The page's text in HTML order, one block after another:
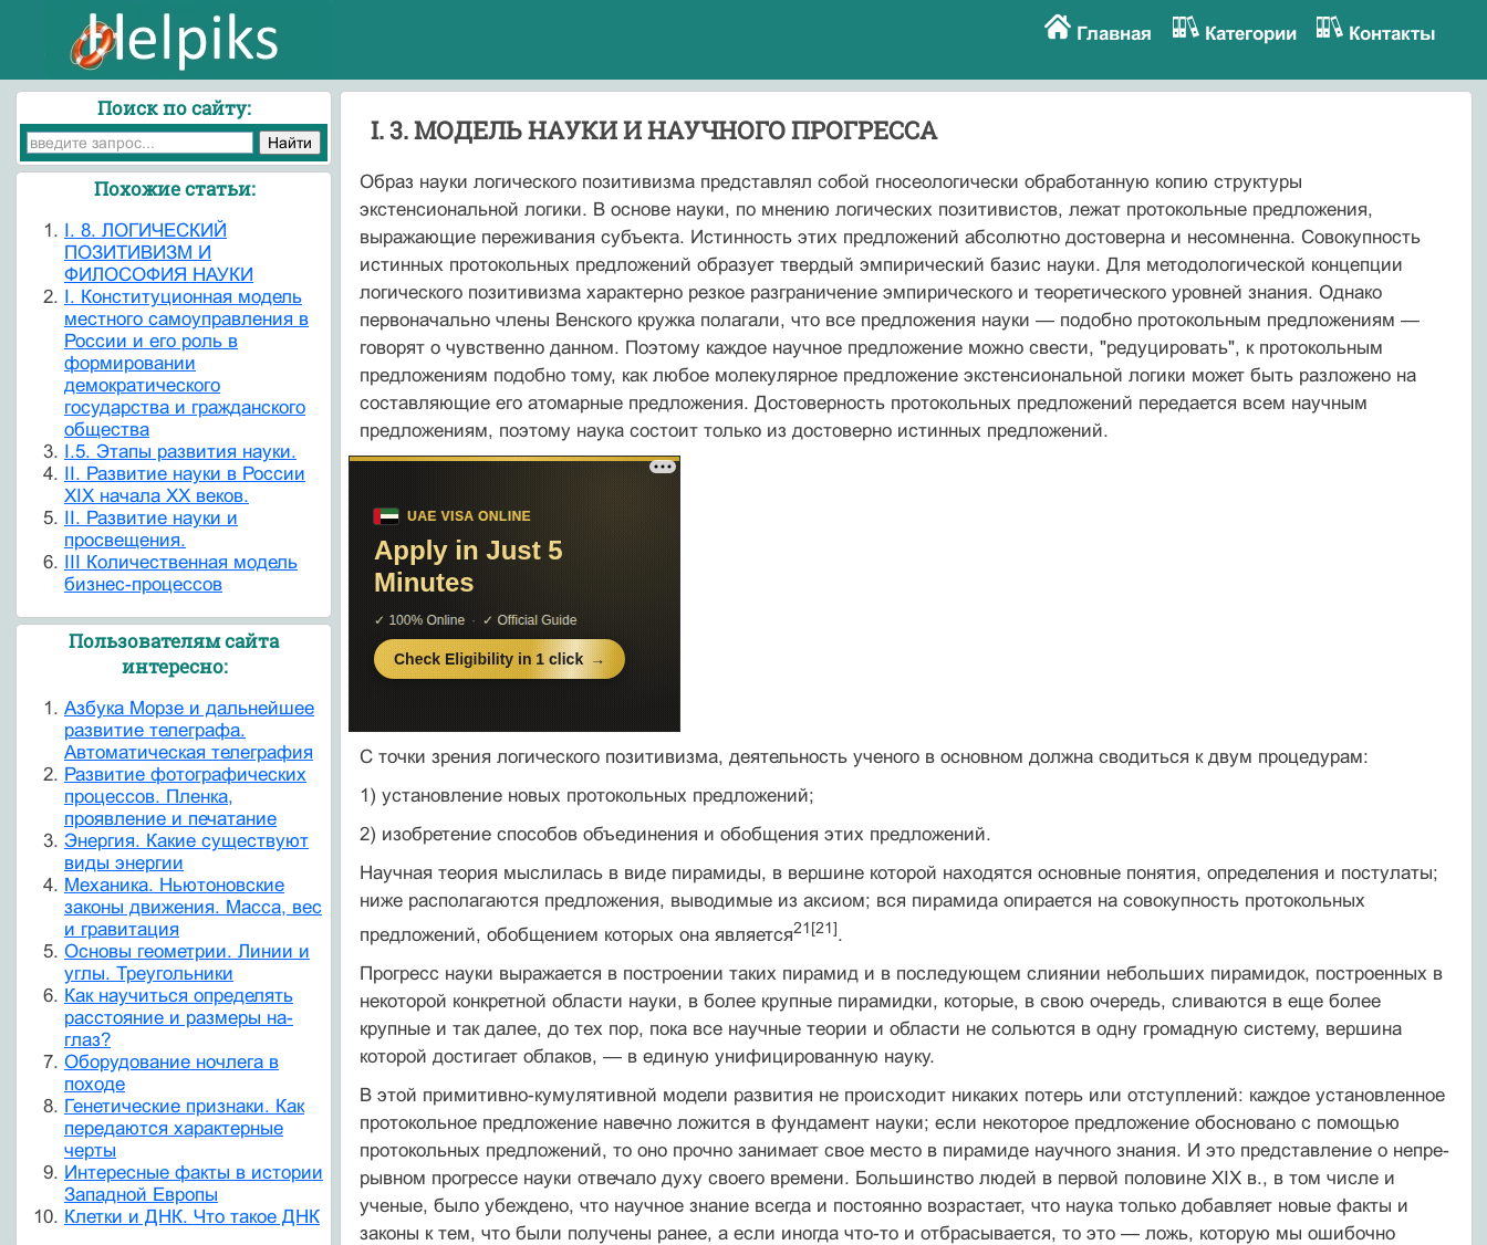
Главная Категории Контакты
I. 3. МОДЕЛЬ НАУКИ И НАУЧНОГО ПРОГРЕССА
Образ науки логического позитивизма представлял собой гносеоло­гически обработанную копию структуры
экстенсиональной логики. В основе науки, по мнению логических позитивистов, лежат протокольные пред­ложения,
выражающие переживания субъекта. Истинность этих предложе­ний абсолютно достоверна и несомненна. Совокупность
истинных прото­кольных предложений образует твердый эмпирический базис науки. Для методологической концепции
логического позитивизма характерно резкое разграничение эмпирического и теоретического уровней знания. Однако
первоначально члены Венского кружка полагали, что все предложения нау­ки — подобно протокольным предложениям —
говорят о чувственно данном. Поэтому каждое научное предложение можно свести, "редуцировать", к протокольным
предложениям подобно тому, как любое молекулярное предложение экстенсиональной логики может быть разложено на
состав­ляющие его атомарные предложения. Достоверность протокольных пред­ложений передается всем научным
предложениям, поэтому наука состоит только из достоверно истинных предложений.
С точки зрения логического позитивизма, деятельность ученого в ос­новном должна сводиться к двум процедурам:
1) установление новых протокольных предложений;
2) изобретение способов объединения и обобщения этих предложений.
Научная теория мыслилась в виде пирамиды, в вершине которой нахо­дятся основные понятия, определения и постулаты;
ниже располагаются предложения, выводимые из аксиом; вся пирамида опирается на совокуп­ность протокольных
предложений, обобщением которых она является21[21].
Прогресс науки выражается в построении таких пирамид и в по­следующем слиянии небольших пирамидок, построенных в
некоторой кон­кретной области науки, в более крупные пирамидки, которые, в свою оче­редь, сливаются в еще более
крупные и так далее, до тех пор, пока все на­учные теории и области не сольются в одну громадную систему, вершина
которой достигает облаков, — в единую унифицированную науку.
В этой примитивно-кумулятивной модели развития не происходит ни­каких потерь или отступлений: каждое установленное
протокольное пред­ложение навечно ложится в фундамент науки; если некоторое предложение обосновано с помощью
протокольных предложений, то оно прочно зани­мает свое место в пирамиде научного знания. И это представление о непре­
рывном прогрессе науки отвечало духу своего времени. Большинство лю­дей в первой половине XIX в., в том числе и
ученые, было убеждено, что научное знание всегда и постоянно возрастает, что наука только добавляет новые факты и
законы к тем, что были получены ранее, а если иногда что-то и отбрасывается, то это — ложь, которую мы ошибочно
Поиск по сайту:
Похожие статьи:
I. 8. ЛОГИЧЕСКИЙ
ПОЗИТИВИЗМ И
ФИЛОСОФИЯ НАУКИ
I. Конституционная модель
местного самоуправления в
России и его роль в
формировании
демократического
государства и гражданского
общества
I.5. Этапы развития науки.
II. Развитие науки в России
ХIХ начала ХХ веков.
II. Развитие науки и
просвещения.
III Количественная модель
бизнес-процессов
Пользователям сайта
интересно:
Азбука Морзе и дальнейшее
развитие телеграфа.
Автоматическая телеграфия
Развитие фотографических
процессов. Пленка,
проявление и печатание
Энергия. Какие существуют
виды энергии
Механика. Ньютоновские
законы движения. Масса, вес
и гравитация
Основы геометрии. Линии и
углы. Треугольники
Как научиться определять
расстояние и размеры на-
глаз?
Оборудование ночлега в
походе
Генетические признаки. Как
передаются характерные
черты
Интересные факты в истории
Западной Европы
Клетки и ДНК. Что такое ДНК